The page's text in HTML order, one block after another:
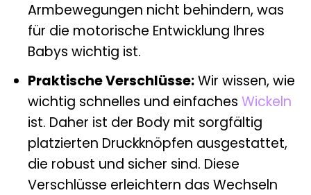
Armbewegungen nicht behindern, was
für die motorische Entwicklung Ihres
Babys wichtig ist.
Praktische Verschlüsse:Wir wissen, wie
wichtig schnelles und einfaches Wickeln
ist. Daher ist der Body mit sorgfältig
platzierten Druckknöpfen ausgestattet,
die robust und sicher sind. Diese
Verschlüsse erleichtern das Wechseln